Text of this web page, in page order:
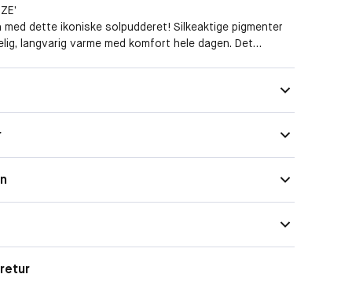
med dette ikoniske solpudderet! Silkeaktige pigmenter
langvarig varme med komfort hele dagen. Det
til å konturere,definere og å tilføre en en solbrun